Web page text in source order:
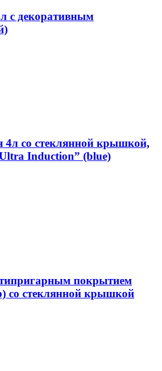
с декоративным
со стеклянной крышкой,
Induction” (blue)
покрытием
со стеклянной крышкой